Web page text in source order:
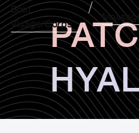
Soin
Visage/Corps